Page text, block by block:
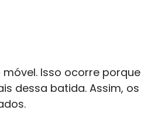
Isso ocorre porque
dessa batida. Assim, os